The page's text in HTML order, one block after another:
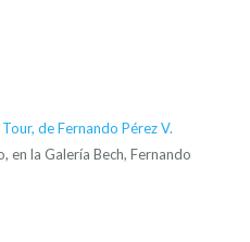
de Fernando Pérez V.
en la Galería Bech, Fernando